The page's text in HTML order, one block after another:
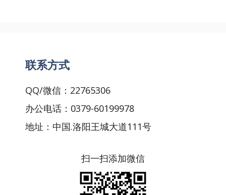
联系方式
QQ/微信：22765306
办公电话：0379-60199978
地址：中国.洛阳王城大道111号
扫一扫添加微信